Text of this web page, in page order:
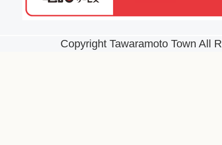
Copyright Tawaramoto Town All